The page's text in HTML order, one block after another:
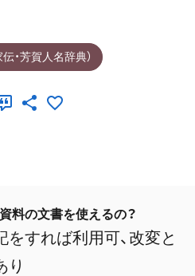
・芳賀人名辞典）
料の文書を使えるの？
をすれば利用可、改変と
り